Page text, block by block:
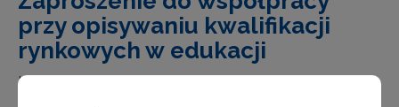
przy opisywaniu kwalifikacji
rynkowych w edukacji
Instytut Badań Edukacyjnych zaprasza do współpracy